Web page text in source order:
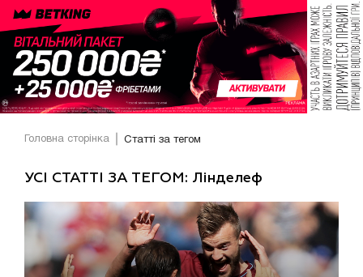
Головна сторінка Статті за тегом
УСІ СТАТТІ ЗА ТЕГОМ: Лінделеф